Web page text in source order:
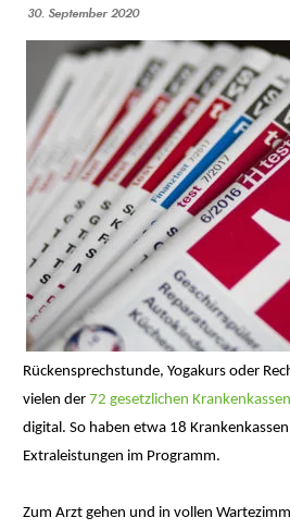
30. September 2020
Rückensprechstunde, Yogakurs oder
vielen der72 gesetzlichen
digital. So haben etwa 18
Extraleistungen im Programm.
Zum Arzt gehen und in vollen